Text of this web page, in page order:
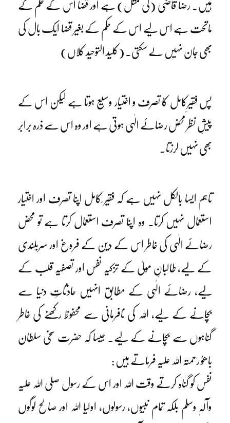
ہیں۔ رضا قاضی (کی مثل) ہے اور قضا اس کے حکم کے
ماتحت ہے اس لیے اس کے حکم کے بغیر قضا ایک بال کی
بھی جان نہیں لے سکتی۔ (کلید التوحید کلاں)
پس فقیرِکامل کا تصرف و اختیار وسیع ہوتا ہے لیکن اس کے
پیشِ نظر محض رضائے الٰہی ہوتی ہے اور وہ اس سے ذرہ برابر
بھی نہیں لرزتا۔
تاہم ایسا بالکل نہیں ہے کہ فقیر ِکامل اپنا تصرف اور اختیار
استعمال نہیں کرتا۔ وہ اپنا تصرف استعمال کرتا ہے تو محض
رضائے الٰہی کی خاطر اس کے دین کے فروغ اور سربلندی
کے لیے، طالبانِ مولیٰ کے تزکیہ نفس اور تصفیہ قلب کے
لیے، رضائے الٰہی کے مطابق انہیں حادثاتِ دنیا سے
بچانے کے لیے، اللہ کی نافرمانی سے محفوظ رکھنے کی خاطر
گناہوں سے بچانے کے لیے۔ جیسا کہ حضرت سخی سلطان
باھوُ رحمتہ اللہ علیہ فرماتے ہیں :
نفس کو گناہ کرتے وقت اللہ اور اس کے رسول صلی اللہ علیہ
وآلہٖ وسلم بلکہ تمام نبیوں، رسولوں، اولیا اللہ اور صالح لوگوں